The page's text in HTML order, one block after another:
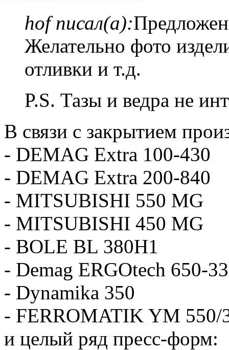
hof писал(а):
Желательно фото
отливки и т.д.
P.S. Тазы и ведра не
В связи с закрытием
- DEMAG Extra 100-430
- DEMAG Extra 200-840
- MITSUBISHI 550 MG
- MITSUBISHI 450 MG
- BOLE BL 380H1
- Demag ERGOtech 650-
- Dynamika 350
- FERROMATIK YM 550/
и целый ряд пресс-форм: